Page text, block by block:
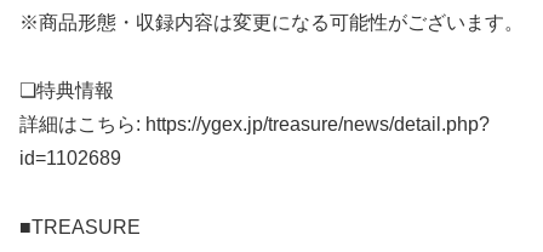
※商品形態・収録内容は変更になる可能性がございます。
❏特典情報
詳細はこちら: https://ygex.jp/treasure/news/detail.php?
id=1102689
■TREASURE